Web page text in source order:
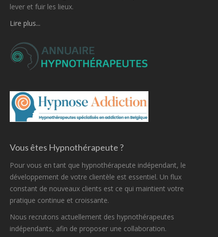
lever et fuir les lieux.
Lire plus...
Vous êtes Hypnothérapeute ?
Pour vous en tant que hypnothérapeute indépendant, le
développement de votre clientèle est essentiel. Un flux
constant de nouveaux clients est ce qui maintient votre
pratique continue et croissante.
Nous recrutons actuellement des hypnothérapeutes
indépendants, afin de proposer une collaboration.